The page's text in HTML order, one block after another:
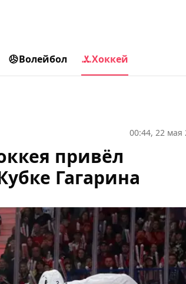
Волейбол Хоккей
00:44, 22 мая
привёл
Гагарина